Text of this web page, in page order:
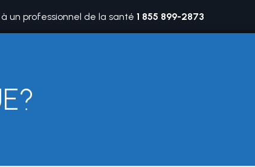
à un professionnel de la santé1 855 899-2873